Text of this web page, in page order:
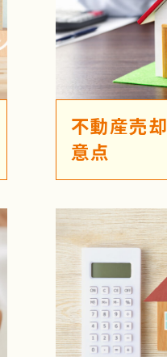
不動産売
意点